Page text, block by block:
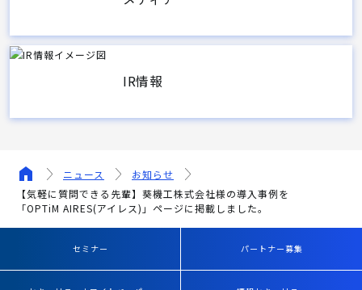
IR情報
ニュース
お知らせ
【気軽に質問できる先輩】葵機工株式会社様の導入事例を
「OPTiM AIRES(アイレス)」ページに掲載しました。
セミナー パートナー募集